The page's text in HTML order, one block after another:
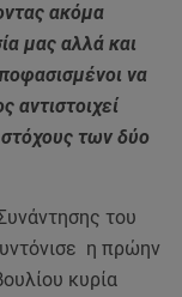
ακόμα
μας αλλά και
να
αντιστοιχεί
των δύο
του
η πρώην
κυρία